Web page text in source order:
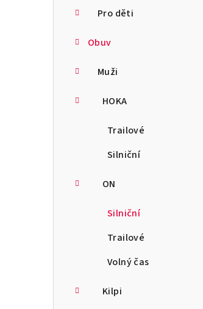
Pro děti
Obuv
Muži
HOKA
Trailové
Silniční
ON
Silniční
Trailové
Volný čas
Kilpi